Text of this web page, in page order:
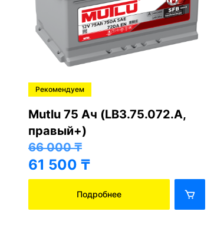
Рекомендуем
Mutlu 75 Ач (LB3.75.072.A,
правый+)
66 000₸
61 500 ₸
Подробнее